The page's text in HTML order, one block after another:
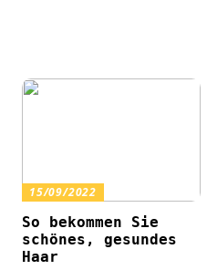
15/09/2022
So bekommen Sie
schönes, gesundes
Haar